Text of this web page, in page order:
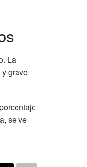
La
y grave
se ve